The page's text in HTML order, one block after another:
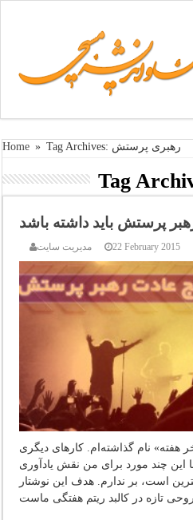
Home » Tag Archives: رهبری پرستش
Tag
پرستش باید داشته باشد
مدیریت سایت 22 February 2015
هفته» نام گذاشته‌ام. کارهای دیگری
این چند مورد برای من نقش یادآوری
است، بر ندارم. هدف این نوشتار